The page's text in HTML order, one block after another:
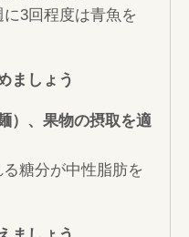
3回程度は青魚を
ましょう
）、果物の摂取を適
糖分が中性脂肪を